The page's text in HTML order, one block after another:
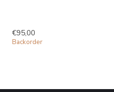
€95,00
Backorder